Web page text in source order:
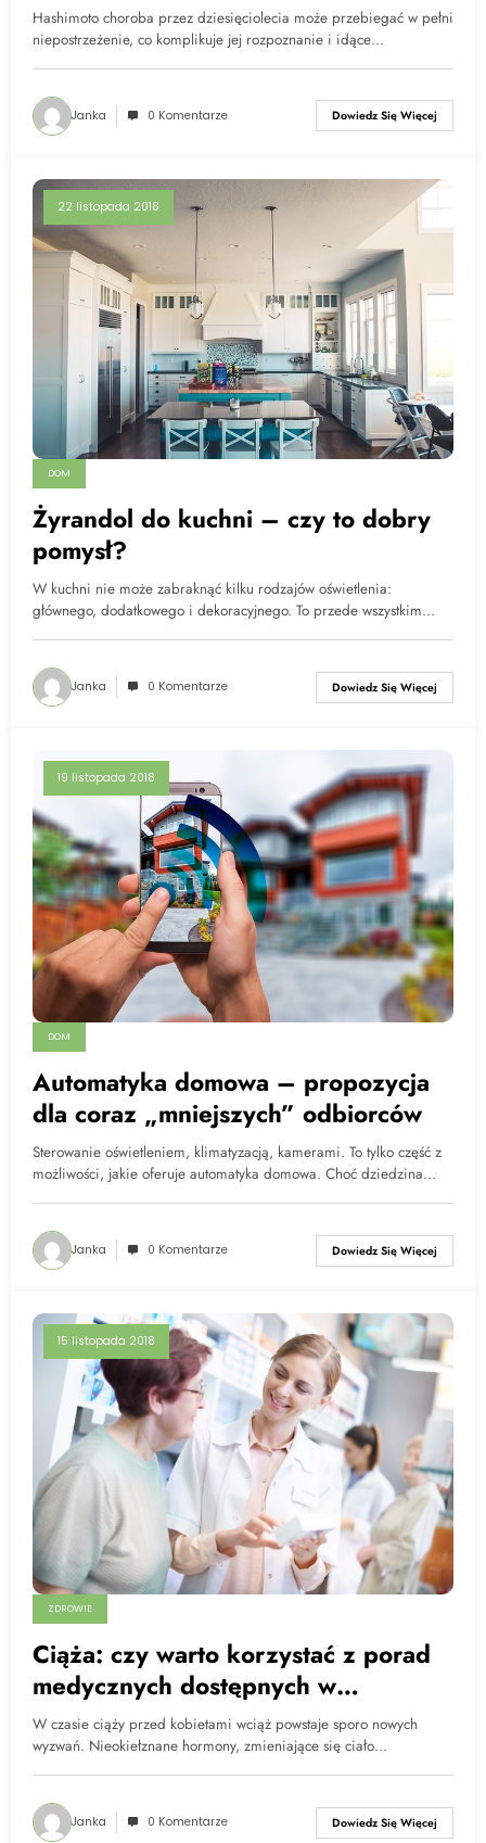
zwiastunem choroby
Hashimoto choroba przez dziesięciolecia może przebiegać w pełni
niepostrzeżenie, co komplikuje jej rozpoznanie i idące…
Janka 0 Komentarze Dowiedz Się Więcej
22 listopada 2018
DOM
Żyrandol do kuchni – czy to dobry
pomysł?
W kuchni nie może zabraknąć kilku rodzajów oświetlenia:
głównego, dodatkowego i dekoracyjnego. To przede wszystkim…
Janka 0 Komentarze Dowiedz Się Więcej
19 listopada 2018
DOM
Automatyka domowa – propozycja
dla coraz „mniejszych” odbiorców
Sterowanie oświetleniem, klimatyzacją, kamerami. To tylko część z
możliwości, jakie oferuje automatyka domowa. Choć dziedzina…
Janka 0 Komentarze Dowiedz Się Więcej
15 listopada 2018
ZDROWIE
Ciąża: czy warto korzystać z porad
medycznych dostępnych w
Internecie?
W czasie ciąży przed kobietami wciąż powstaje sporo nowych
wyzwań. Nieokiełznane hormony, zmieniające się ciało…
Janka 0 Komentarze Dowiedz Się Więcej